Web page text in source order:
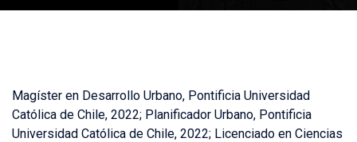
Magíster en Desarrollo Urbano, Pontificia Universidad
Católica de Chile, 2022; Planificador Urbano, Pontificia
Universidad Católica de Chile, 2022; Licenciado en Ciencias